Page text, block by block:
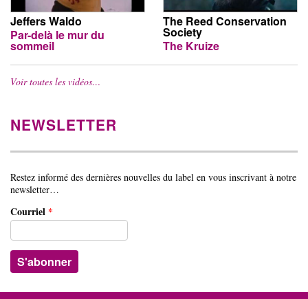
Jeffers Waldo
Par-delà le mur du
sommeil
The Reed Conservation
Society
The Kruize
Voir toutes les vidéos…
NEWSLETTER
Restez informé des dernières nouvelles du label en vous inscrivant à notre
newsletter…
Courriel *